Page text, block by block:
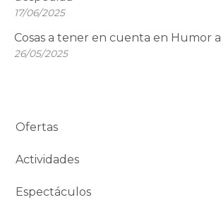
17/06/2025
Cosas a tener en cuenta en Humor
26/05/2025
Ofertas
Actividades
Espectáculos